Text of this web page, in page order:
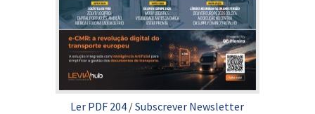
Ler PDF 204 /Subscrever Newsletter